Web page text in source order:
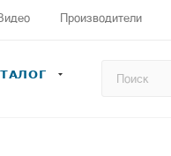
Производители